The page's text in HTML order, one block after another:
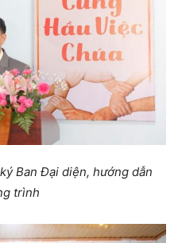
Ban Đại diện, hướng dẫn
trình